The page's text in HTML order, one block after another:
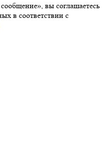
вы соглашаетесь
в соответствии с